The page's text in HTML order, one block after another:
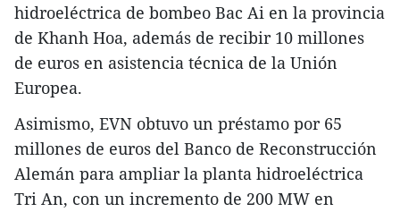
hidroeléctrica de bombeo Bac Ai en la provincia
de Khanh Hoa, además de recibir 10 millones
de euros en asistencia técnica de la Unión
Europea.
Asimismo, EVN obtuvo un préstamo por 65
millones de euros del Banco de Reconstrucción
Alemán para ampliar la planta hidroeléctrica
Tri An, con un incremento de 200 MW en